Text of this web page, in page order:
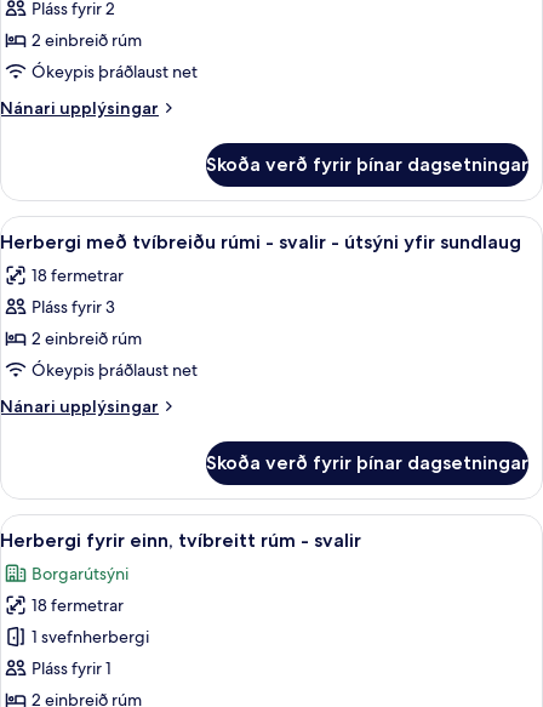
svalir
myndir
fyrir
Economy-
herbergi
Pláss fyrir 2
2 einbreið rúm
Ókeypis þráðlaust net
Nánari upplýsingar
Nánari
herbergi
Skoða verð fyrir þínar dagsetningar
Skoða
allar
myndir
fyrir
Herbergi
með
tvíbreiðu
rúmi
svalir
útsýni
yfir
sundlaug
Herbergi með tvíbreiðu rúmi - svalir
8
Herbergi með tvíbreiðu rúmi - svalir - útsýni yfir sundlaug
18 fermetrar
Pláss fyrir 3
2 einbreið rúm
Ókeypis þráðlaust net
Nánari upplýsingar
Nánari
með
tvíbreiðu
rúmi
svalir
útsýni
yfir
sundlaug
Skoða verð fyrir þínar dagsetningar
Skoða
allar
myndir
fyrir
Herbergi
fyrir
einn,
Skrifborð, ókeypis þráðlaus
5
Herbergi fyrir einn, tvíbreitt rúm - svalir
Borgarútsýni
18 fermetrar
1 svefnherbergi
Pláss fyrir 1
2 einbreið rúm